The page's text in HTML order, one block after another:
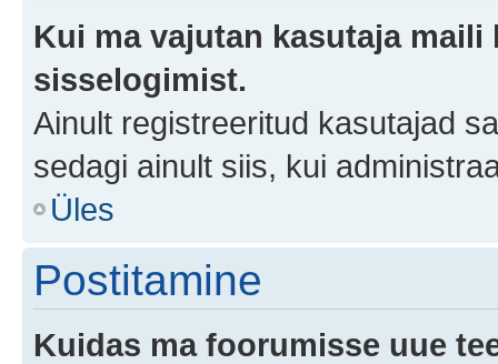
Kui ma vajutan kasutaja
sisselogimist.
Ainult registreeritud kasutajad
sedagi ainult siis, kui
Üles
Postitamine
Kuidas ma foorumisse uue